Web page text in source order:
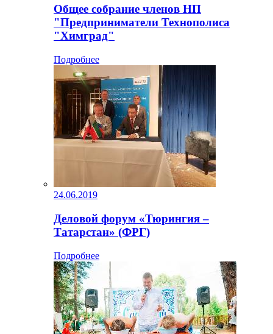
Общее собрание членов НП
"Предприниматели Технополиса
"Химград"
Подробнее
24.06.2019
Деловой форум «Тюрингия –
Татарстан» (ФРГ)
Подробнее